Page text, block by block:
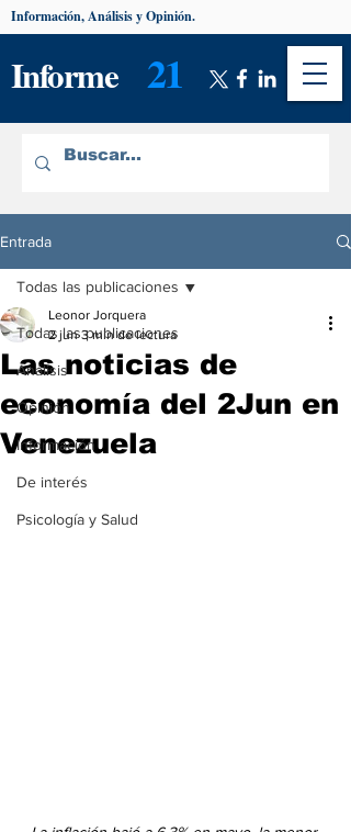
Informe 21
Información, Análisis y Opinión.
Entrada
Todas las publicaciones
Análisis
Opinión
Información
De interés
Psicología y Salud
Todas las publicaciones
Las noticias de
economía del 2Jun en
Venezuela
Leonor Jorquera
2 jun 3 min de lectura